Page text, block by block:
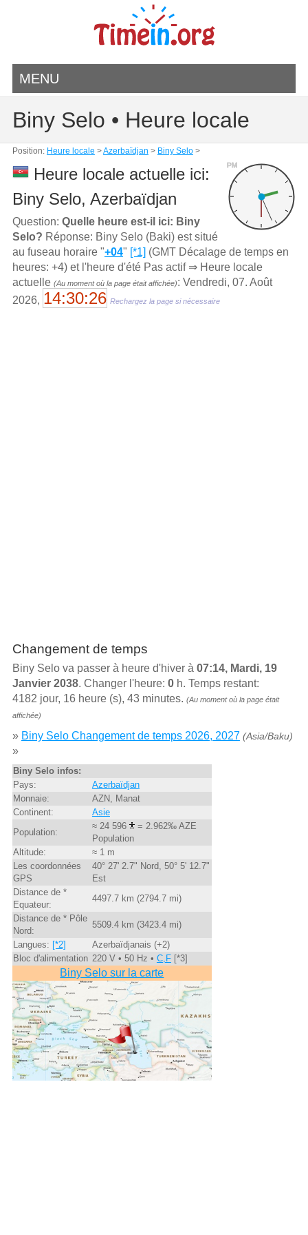
MENU
Biny Selo • Heure locale
Position: Heure locale >Azerbaïdjan > Biny Selo>
PM
Heure locale actuelle ici:
Biny Selo, Azerbaïdjan
Question: Quelle heure est-il ici: Biny
Selo? Réponse: Biny Selo (Baki) est situé
au fuseau horaire "+04" [*1] (GMT Décalage de temps en
heures: +4) et l'heure d'été Pas actif ⇒ Heure locale
actuelle (Au moment où la page était affichée): Vendredi, 07. Août
2026, 14:30:26 Rechargez la page si nécessaire
Changement de temps
Biny Selo va passer à heure d'hiver à 07:14, Mardi, 19
Janvier 2038. Changer l'heure: 0h. Temps restant:
4182 jour, 16 heure (s), 43 minutes. (Au moment où la page était
affichée)
» Biny Selo Changement de temps 2026, 2027 (Asia/Baku)
»
Biny Selo infos:
Pays:
Azerbaïdjan
Monnaie:
AZN, Manat
Continent:
Asie
Population:
≈ 24 596
= 2.962‰ AZE
Population
Altitude:
≈ 1 m
Les coordonnées
GPS
40° 27' 2.7" Nord, 50° 5' 12.7"
Est
Distance de *
Equateur:
4497.7 km (2794.7 mi)
Distance de * Pôle
Nord:
5509.4 km (3423.4 mi)
Langues: [*2]
Azerbaïdjanais (+2)
Bloc d'alimentation 220 V • 50 Hz • C,F[*3]
Biny Selo sur la carte